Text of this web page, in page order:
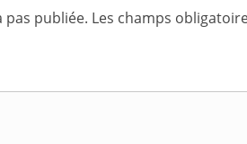
pas publiée. Les champs